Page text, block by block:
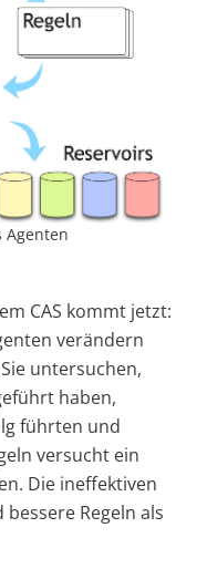
Agenten
CAS kommt jetzt:
verändern
untersuchen,
haben,
führten und
versucht ein
Die ineffektiven
Regeln als